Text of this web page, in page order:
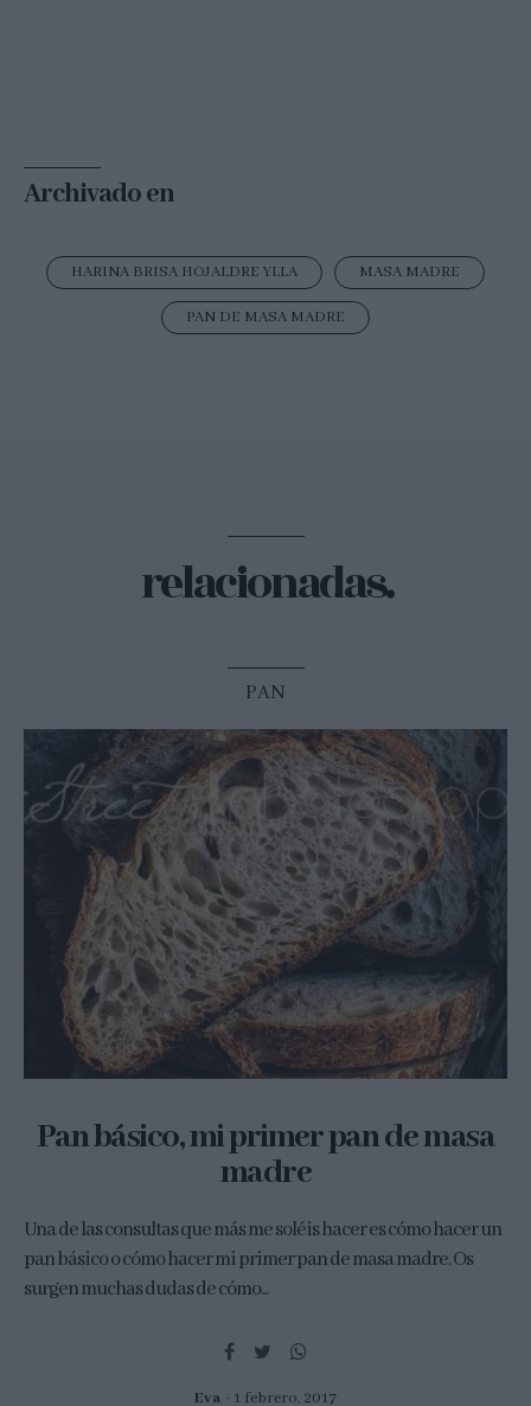
Archivado en
HARINA BRISA HOJALDRE YLLA MASA MADRE
PAN DE MASA MADRE
relacionadas.
PAN
Pan básico, mi primer pan de masa
madre
Una de las consultas que más me soléis hacer es cómo hacer un
pan básico o cómo hacer mi primer pan de masa madre. Os
surgen muchas dudas de cómo...
Eva 1 febrero, 2017